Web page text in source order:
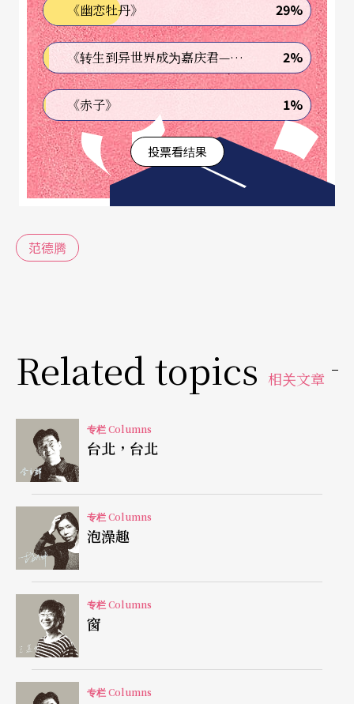
会，人们被鼓励可以宣泄自己对上帝的感受，这样
做可以让神的灵贯穿在他们之间。
你曾突然听到一首歌，然后就忘情地开始唱，也许
手还会握拳靠近嘴，以为自己正拿著麦克风吗？忘
掉一切，让音乐带著走的感觉很神奇，无论是跳起
舞、在空中假装打鼓，或是唱起歌来。这样是不是
和《冰雪奇缘》的主题曲〈Let It Go〉一样～「乎
伊去」？问题是，你不可能随时随地这样做，那会
看起来和疯子没两样。如果你在便利商店里等著付
该会立刻闪远。大多的人都知道，这时，轻声跟著
哼唱会比较合适。
除非是专家 否则请安静
在演唱会中，歌手会吆喝听众一起唱、一起拍手，
但古典音乐会里，不会鼓励听众这样做。当乐曲在
演奏当中，有人站起来并且拍手叫好时，一定会被
请出场外。在一场正式的古典音乐会中，会有明确
的鼓掌时机，也会禁止听众发出声响。在宁静的当
下，一丝丝的声响，都会惹人厌。举例来说，当贝
多芬的《月光奏鸣曲》开始演奏时，糖果纸被打开
的声响，就会变得无比的响亮。作为一个小孩，最
难忍受的就是协奏曲中那个又臭又长的慢板乐章，
《幽恋牡丹》 29%
《转生到异世界成为嘉庆君—发现我的祖先是诈骗集团!?》 2%
《赤子》 1%
投票看结果
范德腾
Related topics 相关文章
专栏 Columns
台北，台北
专栏 Columns
泡澡趣
专栏 Columns
窗
专栏 Columns